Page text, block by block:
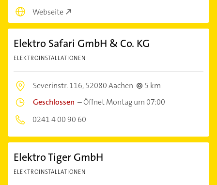
Webseite
Elektro Safari GmbH & Co. KG
ELEKTROINSTALLATIONEN
Severinstr. 116,52080 Aachen
5 km
Geschlossen –Öffnet Montag um 07:00
0241 4 00 90 60
Elektro Tiger GmbH
ELEKTROINSTALLATIONEN